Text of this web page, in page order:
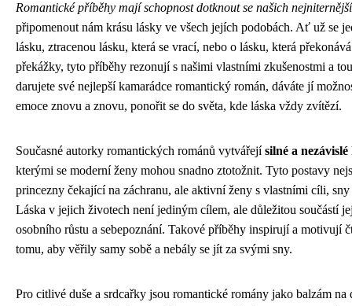
Romantické příběhy mají schopnost dotknout se našich
připomenout nám krásu lásky ve všech jejích podobách. Ať už se
lásku, ztracenou lásku, která se vrací, nebo o lásku, která
překážky, tyto příběhy rezonují s našimi vlastními zkušenostmi a
darujete své nejlepší kamarádce romantický román, dáváte jí
emoce znovu a znovu, ponořit se do světa, kde láska vždy zvítězí.
Současné autorky romantických románů vytvářejísilné a
kterými se moderní ženy mohou snadno ztotožnit. Tyto postavy
princezny čekající na záchranu, ale aktivní ženy s vlastními cíli,
Láska v jejich životech není jediným cílem, ale důležitou součástí
osobního růstu a sebepoznání. Takové příběhy inspirují a motivují
tomu, aby věřily samy sobě a nebály se jít za svými sny.
Pro citlivé duše a srdcařky jsou romantické romány jako balzám na